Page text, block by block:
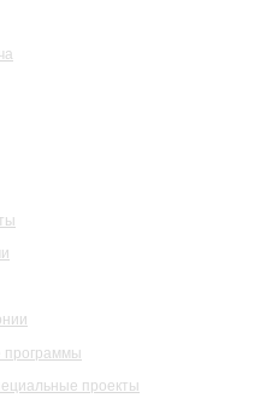
программы
проекты